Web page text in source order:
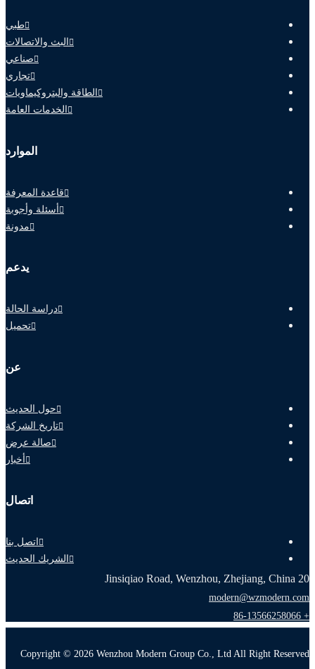
طبي
البث والاتصالات
صناعي
تجاري
الطاقة والبتروكيماويات
الخدمات العامة
الموارد
قاعدة المعرفة
أسئلة وأجوبة
مدونة
يدعم
دراسة الحالة
تحميل
عن
حول الحديث
تاريخ الشركة
صالة عرض
أخبار
اتصال
اتصل بنا
الشريك الحديث
20 Jinsiqiao Road, Wenzhou, Zhejiang, China
modern@wzmodern.com
+ 86-13566258066
Copyright © 2026 Wenzhou Modern Group Co., Ltd All Right Reserved